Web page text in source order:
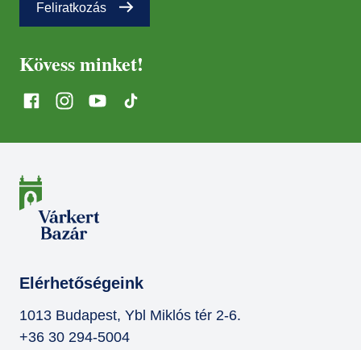
Feliratkozás
Kövess minket!
Elérhetőségeink
1013 Budapest, Ybl Miklós tér 2-6.
+36 30 294-5004